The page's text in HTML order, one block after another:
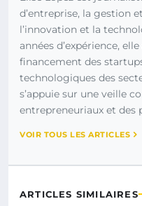
d’entreprise, la gestion
l’innovation et la
années d’expérience,
financement des
technologiques des
s’appuie sur une veille
entrepreneuriaux et des
VOIR TOUS LES ARTICLES
ARTICLES SIMILAIRES